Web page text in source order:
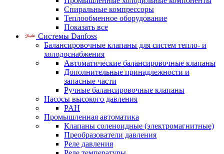
Спиральные компрессоры
Теплообменное оборудование
Показать все
Системы Danfoss
Балансировочные клапаны для систем тепло- и
холодоснабжения
Автоматические балансировочные клапаны
Дополнительные принадлежности и
запасные части
Ручные балансировочные клапаны
Насосы высокого давления
PAH
Промышленная автоматика
Клапаны соленоидные (электромагнитные)
Преобразователи давления
Реле давления